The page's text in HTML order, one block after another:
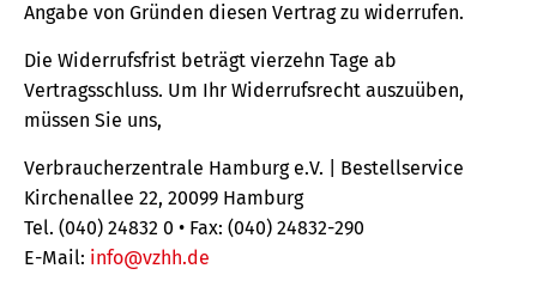
Angabe von Gründen diesen Vertrag zu widerrufen.
Die Widerrufsfrist beträgt vierzehn Tage ab
Vertragsschluss. Um Ihr Widerrufsrecht auszuüben,
müssen Sie uns,
Verbraucherzentrale Hamburg e.V. | Bestellservice
Kirchenallee 22, 20099 Hamburg
Tel. (040) 24832 0 • Fax: (040) 24832-290
E-Mail: info@vzhh.de